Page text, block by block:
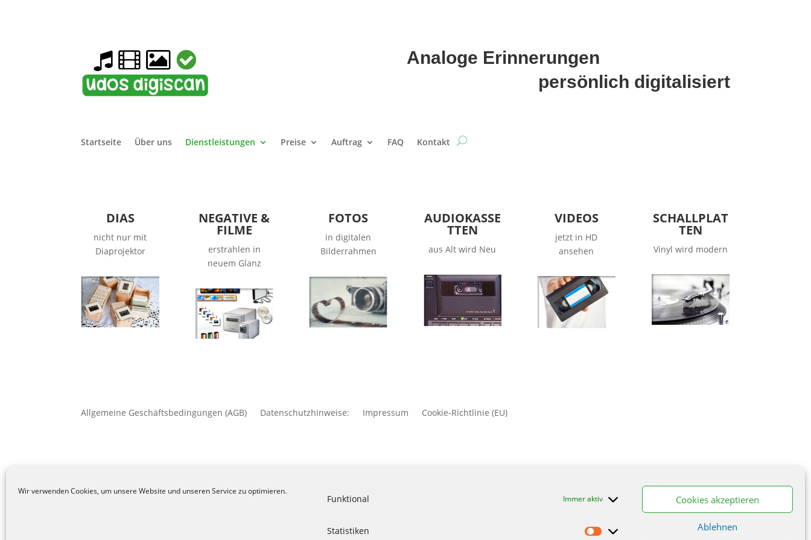
Wir verwenden Cookies, um unsere Website und unseren Service zu optimieren.
Funktional Immer aktiv
Statistiken
Statistiken
Cookies akzeptieren
Ablehnen
Analoge Erinnerungen
persönlich digitalisiert
Startseite Über uns Dienstleistungen Preise Auftrag FAQ Kontakt
DIAS
nicht nur mit
Diaprojektor
NEGATIVE &
FILME
erstrahlen in
neuem Glanz
FOTOS
in digitalen
Bilderrahmen
AUDIOKASSE
TTEN
aus Alt wird Neu
VIDEOS
jetzt in HD
ansehen
SCHALLPLAT
TEN
Vinyl wird modern
Allgemeine Geschäftsbedingungen (AGB) Datenschutzhinweise: Impressum Cookie-Richtlinie (EU)